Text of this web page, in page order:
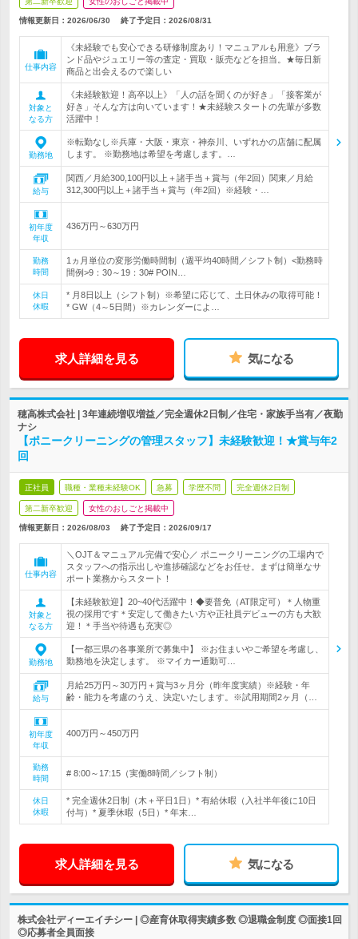
情報更新日：2026/06/30 終了予定日： 2026/08/31
仕事内容
《未経験でも安心できる研修制度あり！マニュアルも用意》ブラ
ンド品やジュエリー等の査定・買取・販売などを担当。★毎日新
商品と出会えるので楽しい
対象と
なる方
《未経験歓迎！高卒以上》「人の話を聞くのが好き」「接客業が
好き」そんな方は向いています！★未経験スタートの先輩が多数
活躍中！
勤務地
※転勤なし※兵庫・大阪・東京・神奈川、いずれかの店舗に配属
します。 ※勤務地は希望を考慮します。…
給与
関西／月給300,100円以上＋諸手当＋賞与（年2回）関東／月給
312,300円以上＋諸手当＋賞与（年2回）※経験・…
初年度
年収
436万円～630万円
勤務
時間
1ヵ月単位の変形労働時間制（週平均40時間／シフト制）<勤務時
間例>9：30～19：30# POIN…
休日
休暇
* 月8日以上（シフト制）※希望に応じて、土日休みの取得可能！
* GW（4～5日間）※カレンダーによ…
求人詳細を見る 気になる
穂高株式会社 | 3年連続増収増益／完全週休2日制／住宅・家族手当有／夜勤
ナシ
【ポニークリーニングの管理スタッフ】未経験歓迎！★賞与年2
回
正社員 職種・業種未経験OK 急募 学歴不問 完全週休2日制
第二新卒歓迎 女性のおしごと掲載中
情報更新日：2026/08/03 終了予定日： 2026/09/17
仕事内容
＼OJT＆マニュアル完備で安心／ ポニークリーニングの工場内で
スタッフへの指示出しや進捗確認などをお任せ。まずは簡単なサ
ポート業務からスタート！
対象と
なる方
【未経験歓迎】20~40代活躍中！◆要普免（AT限定可）＊人物重
視の採用です＊安定して働きたい方や正社員デビューの方も大歓
迎！＊手当や待遇も充実◎
勤務地
【一都三県の各事業所で募集中】 ※お住まいやご希望を考慮し、
勤務地を決定します。 ※マイカー通勤可…
給与
月給25万円～30万円＋賞与3ヶ月分（昨年度実績）※経験・年
齢・能力を考慮のうえ、決定いたします。※試用期間2ヶ月（…
初年度
年収
400万円～450万円
勤務
時間
# 8:00～17:15（実働8時間／シフト制）
休日
休暇
* 完全週休2日制（木＋平日1日）* 有給休暇（入社半年後に10日
付与）* 夏季休暇（5日）* 年末…
求人詳細を見る 気になる
株式会社ディーエイチシー | ◎産育休取得実績多数 ◎退職金制度 ◎面接1回
◎応募者全員面接